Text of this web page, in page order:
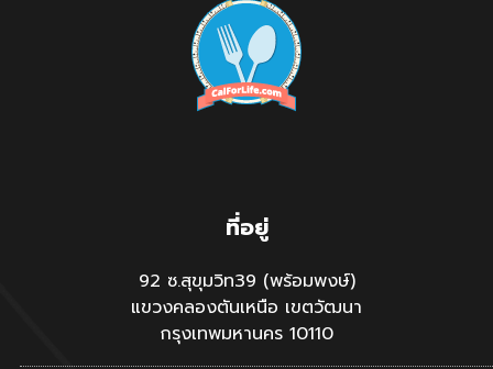
ที่อยู่
92 ซ.สุขุมวิท39 (พร้อมพงษ์)
แขวงคลองตันเหนือ เขตวัฒนา
กรุงเทพมหานคร 10110